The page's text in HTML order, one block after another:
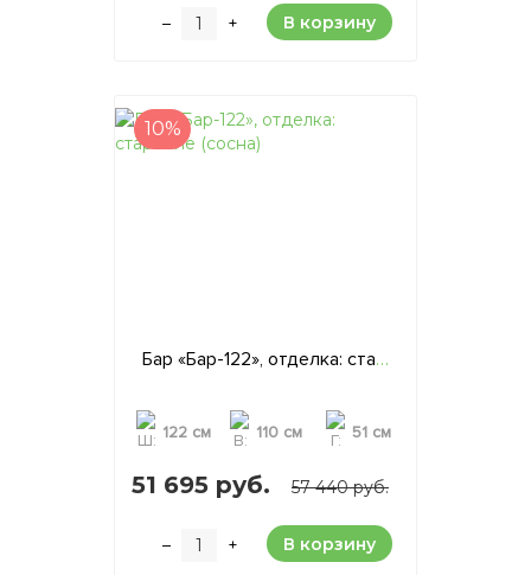
– + В корзину
10%
Бар «Бар-122», отделка: старение (сосна)
122 см 110 см 51 см
51 695 руб. 57 440 руб.
– + В корзину